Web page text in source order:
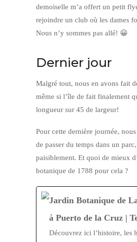
demoiselle m’a offert un petit
rejoindre un club où les dames
Nous n’y sommes pas allé! 😀
Dernier jour
Malgré tout, nous en avons fait
même si l’île de fait finalement
longueur sur 45 de largeur!
Pour cette dernière journée,
de passer du temps dans un
paisiblement. Et quoi de mieux
botanique de 1788 pour cela ?
Jardin Botanique de
à Puerto de la Cruz |
Découvrez ici l’histoire, les